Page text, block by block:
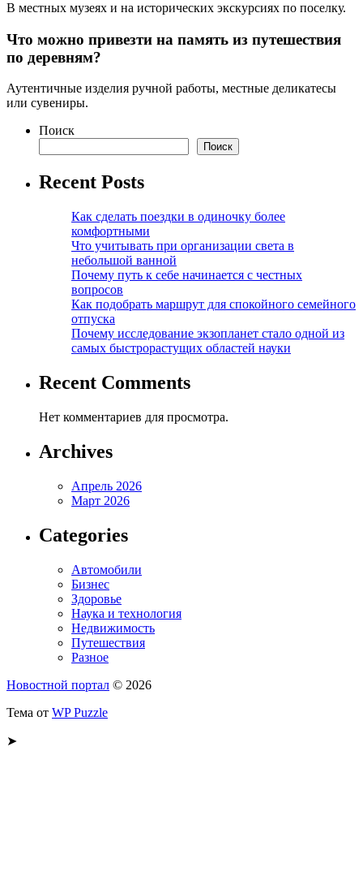
В местных музеях и на исторических экскурсиях по поселку.
Что можно привезти на память из путешествия
по деревням?
Аутентичные изделия ручной работы, местные деликатесы
или сувениры.
Поиск
Поиск
Recent Posts
Как сделать поездки в одиночку более
комфортными
Что учитывать при организации света в
небольшой ванной
Почему путь к себе начинается с честных
вопросов
Как подобрать маршрут для спокойного семейного
отпуска
Почему исследование экзопланет стало одной из
самых быстрорастущих областей науки
Recent Comments
Нет комментариев для просмотра.
Archives
Апрель 2026
Март 2026
Categories
Автомобили
Бизнес
Здоровье
Наука и технология
Недвижимость
Путешествия
Разное
Новостной портал © 2026
Тема от WP Puzzle
➤